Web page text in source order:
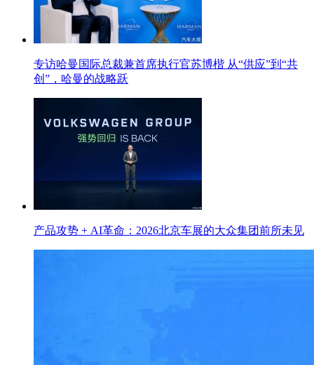
专访哈曼国际总裁兼首席执行官苏博楷 从“供应”到“共
创”，哈曼的战略跃
产品攻势 + AI革命：2026北京车展的大众集团前所未见